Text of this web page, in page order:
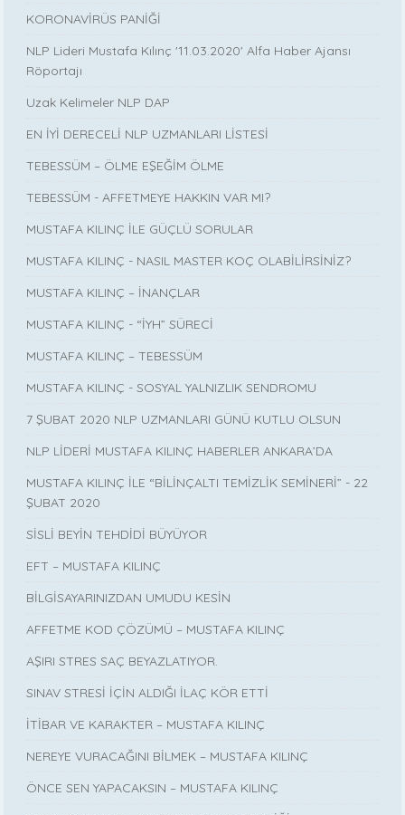
KORONAVİRÜS PANİĞİ
NLP Lideri Mustafa Kılınç '11.03.2020' Alfa Haber Ajansı
Röportajı
Uzak Kelimeler NLP DAP
EN İYİ DERECELİ NLP UZMANLARI LİSTESİ
TEBESSÜM – ÖLME EŞEĞİM ÖLME
TEBESSÜM - AFFETMEYE HAKKIN VAR MI?
MUSTAFA KILINÇ İLE GÜÇLÜ SORULAR
MUSTAFA KILINÇ - NASIL MASTER KOÇ OLABİLİRSİNİZ?
MUSTAFA KILINÇ – İNANÇLAR
MUSTAFA KILINÇ - “İYH” SÜRECİ
MUSTAFA KILINÇ – TEBESSÜM
MUSTAFA KILINÇ - SOSYAL YALNIZLIK SENDROMU
7 ŞUBAT 2020 NLP UZMANLARI GÜNÜ KUTLU OLSUN
NLP LİDERİ MUSTAFA KILINÇ HABERLER ANKARA’DA
MUSTAFA KILINÇ İLE “BİLİNÇALTI TEMİZLİK SEMİNERİ” - 22
ŞUBAT 2020
SİSLİ BEYİN TEHDİDİ BÜYÜYOR
EFT – MUSTAFA KILINÇ
BİLGİSAYARINIZDAN UMUDU KESİN
AFFETME KOD ÇÖZÜMÜ – MUSTAFA KILINÇ
AŞIRI STRES SAÇ BEYAZLATIYOR.
SINAV STRESİ İÇİN ALDIĞI İLAÇ KÖR ETTİ
İTİBAR VE KARAKTER – MUSTAFA KILINÇ
NEREYE VURACAĞINI BİLMEK – MUSTAFA KILINÇ
ÖNCE SEN YAPACAKSIN – MUSTAFA KILINÇ